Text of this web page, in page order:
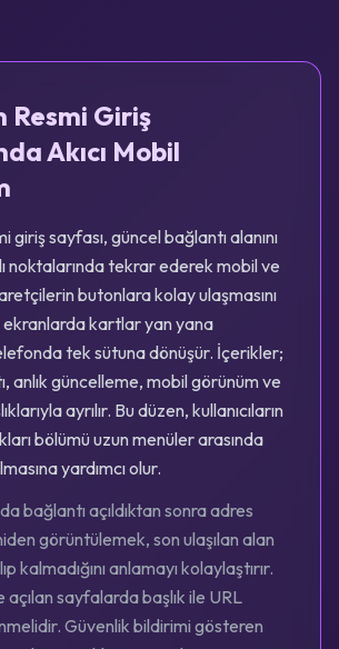
Resmi Giriş
Akıcı Mobil
giriş sayfası, güncel bağlantı alanını
noktalarında tekrar ederek mobil ve
butonlara kolay ulaşmasını
ekranlarda kartlar yan yana
tek sütuna dönüşür. İçerikler;
anlık güncelleme, mobil görünüm ve
ayrılır. Bu düzen, kullanıcıların
bölümü uzun menüler arasında
yardımcı olur.
bağlantı açıldıktan sonra adres
görüntülemek, son ulaşılan alan
kalmadığını anlamayı kolaylaştırır.
açılan sayfalarda başlık ile URL
Güvenlik bildirimi gösteren